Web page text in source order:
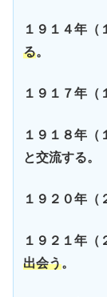
１９１４年（
る。
１９１７年（
１９１８年
と交流する。
１９２０年（
１９２１年（
出会う。